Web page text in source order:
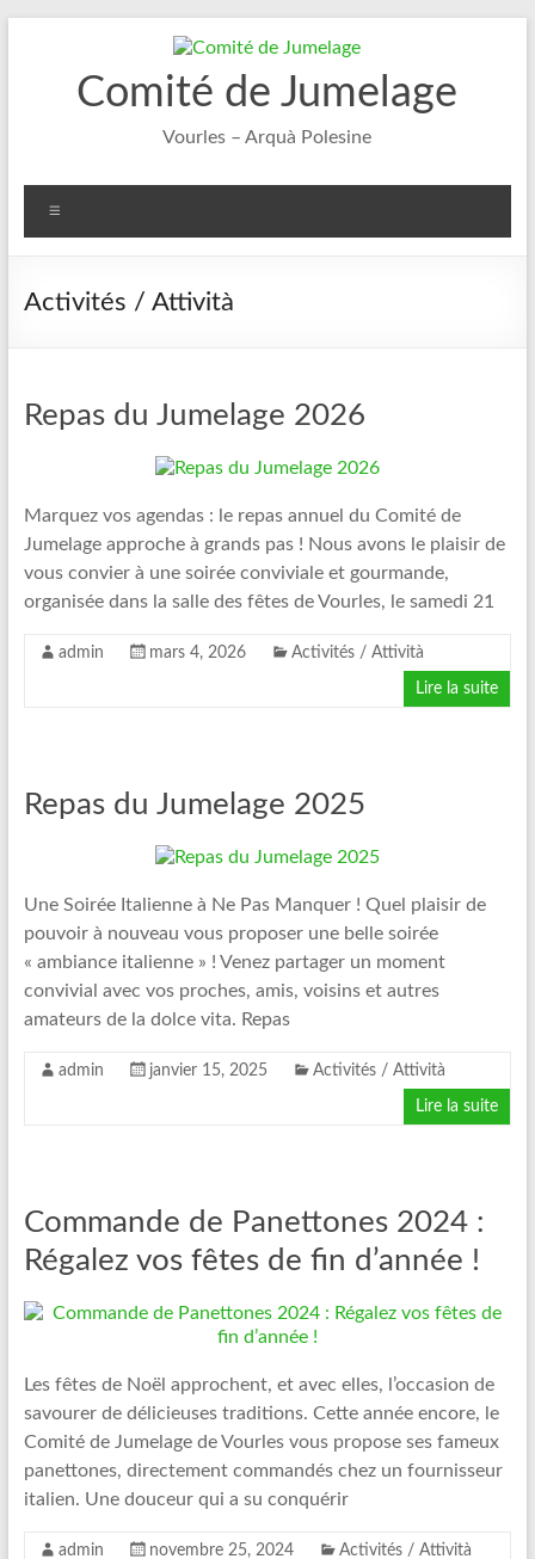
Comité de Jumelage
Vourles – Arquà Polesine
Activités / Attività
Repas du Jumelage 2026
Marquez vos agendas : le repas annuel du Comité de
Jumelage approche à grands pas ! Nous avons le plaisir de
vous convier à une soirée conviviale et gourmande,
organisée dans la salle des fêtes de Vourles, le samedi 21
admin mars 4, 2026 Activités / Attività
Lire la suite
Repas du Jumelage 2025
Une Soirée Italienne à Ne Pas Manquer ! Quel plaisir de
pouvoir à nouveau vous proposer une belle soirée
« ambiance italienne » ! Venez partager un moment
convivial avec vos proches, amis, voisins et autres
amateurs de la dolce vita. Repas
admin janvier 15, 2025 Activités / Attività
Lire la suite
Commande de Panettones 2024 :
Régalez vos fêtes de fin d’année !
Les fêtes de Noël approchent, et avec elles, l’occasion de
savourer de délicieuses traditions. Cette année encore, le
Comité de Jumelage de Vourles vous propose ses fameux
panettones, directement commandés chez un fournisseur
italien. Une douceur qui a su conquérir
admin novembre 25, 2024 Activités / Attività